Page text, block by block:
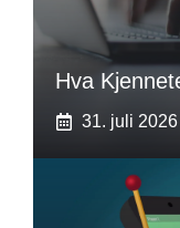
Hva
31. juli 2026